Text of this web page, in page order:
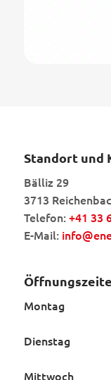
Standort und
Bälliz 29
3713
Telefon:+41 33
E-Mail:
Montag
Dienstag
Mittwoch